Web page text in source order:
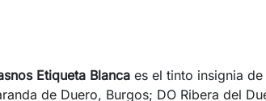
Etiqueta Blanca es el tinto insignia de
de Duero, Burgos; DO Ribera del